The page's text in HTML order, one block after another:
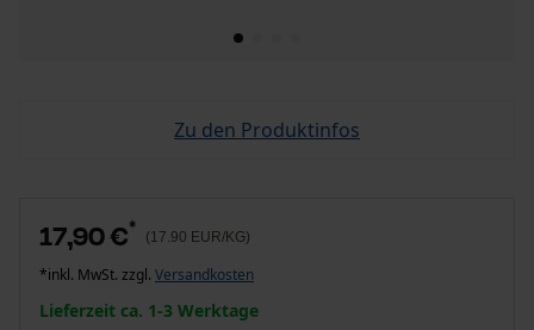
Zu den Produktinfos
17,90 €*
(17.90 EUR/KG)
*inkl. MwSt. zzgl. Versandkosten
Lieferzeit ca. 1-3 Werktage